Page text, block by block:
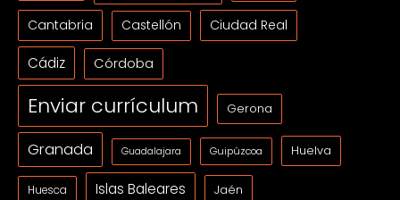
Cantabria Castellón Ciudad Real
Cádiz Córdoba
Enviar currículum Gerona
Granada Guadalajara Guipúzcoa Huelva
Huesca Islas Baleares Jaén